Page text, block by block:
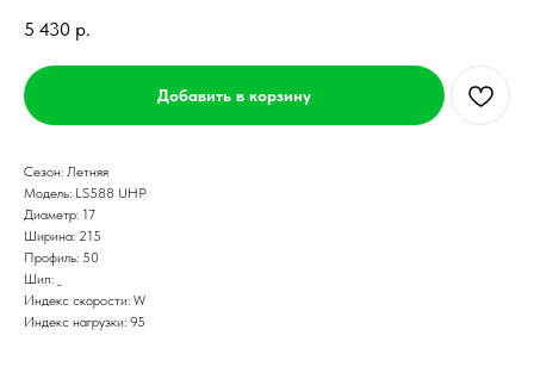
5 430 р.
Добавить в корзину
Сезон: Летняя
Модель: LS588 UHP
Диаметр: 17
Ширина: 215
Профиль: 50
Шип: _
Индекс скорости: W
Индекс нагрузки: 95